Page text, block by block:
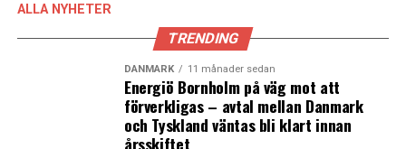
– Det behövs ett forum för ministrarna och vi är i dialog
om gemensamma möten. I diskussionerna om en HH-
förbindelse har bland annat Sveriges
infrastrukturminister Tomas Eneroth sagt att ”it takes
two to tango” och vi bjuder gärna in till den festen. Där
har vi spännande planer för hur det skulle kunna se ut.
ALLA NYHETER
TRENDING
DANMARK 11 månader sedan
Energiö Bornholm på väg mot att
förverkligas – avtal mellan Danmark
och Tyskland väntas bli klart innan
årsskiftet